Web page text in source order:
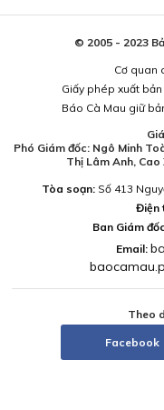
© 2005 - 2023
Cơ quan
Giấy phép xuất
Báo Cà Mau giữ
Phó Giám đốc: Ngô Minh
Thị Lâm Anh,
Tòa soạn:Số 413
Điện
Ban Giám
Email:
Theo
Facebook